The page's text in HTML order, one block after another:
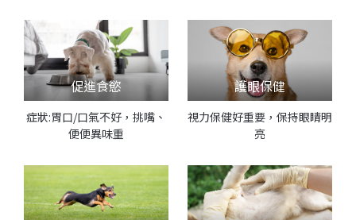
促進食慾
症狀:胃口/口氣不好，挑嘴、
便便異味重
護眼保健
視力保健好重要，保持眼睛明
亮